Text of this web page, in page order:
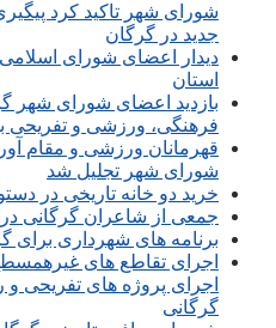
شورای شهر تاکید کرد
جدید در گرگان
دیدار اعضای شورای
استان
بازدید اعضای شورای شهر
فرهنگی، ورزشی و تفریحی
قهرمانان ورزشی و مقام
شورای شهر تجلیل شد
خرید دو خانه تاریخی در
جمعی از شاعران گرگانی
برنامه های شهرداری
اجرای تقاطع های
اجرای پروژه های تفریحی
گرگانی